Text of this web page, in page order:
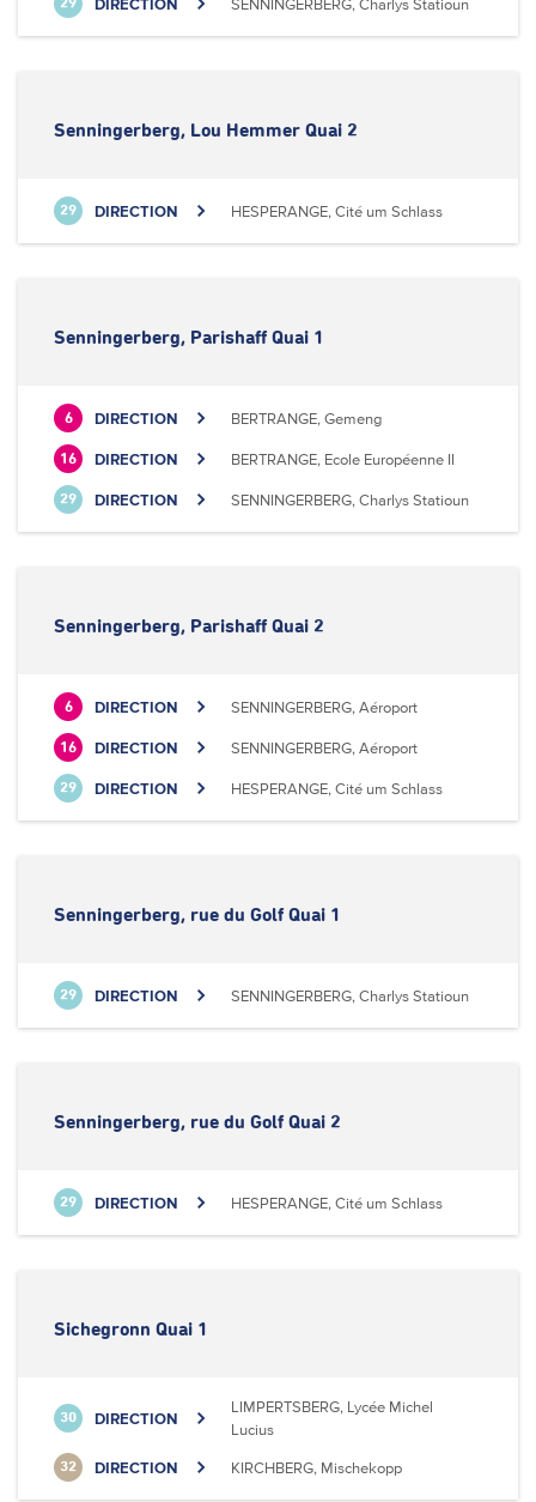
29 DIRECTION SENNINGERBERG, Charlys Statioun
Senningerberg, Lou Hemmer Quai 2
29 DIRECTION HESPERANGE, Cité um Schlass
Senningerberg, Parishaff Quai 1
6 DIRECTION BERTRANGE, Gemeng
16 DIRECTION BERTRANGE, Ecole Européenne II
29 DIRECTION SENNINGERBERG, Charlys Statioun
Senningerberg, Parishaff Quai 2
6 DIRECTION SENNINGERBERG, Aéroport
16 DIRECTION SENNINGERBERG, Aéroport
29 DIRECTION HESPERANGE, Cité um Schlass
Senningerberg, rue du Golf Quai 1
29 DIRECTION SENNINGERBERG, Charlys Statioun
Senningerberg, rue du Golf Quai 2
29 DIRECTION HESPERANGE, Cité um Schlass
Sichegronn Quai 1
30 DIRECTION
LIMPERTSBERG, Lycée Michel
Lucius
32 DIRECTION KIRCHBERG, Mischekopp